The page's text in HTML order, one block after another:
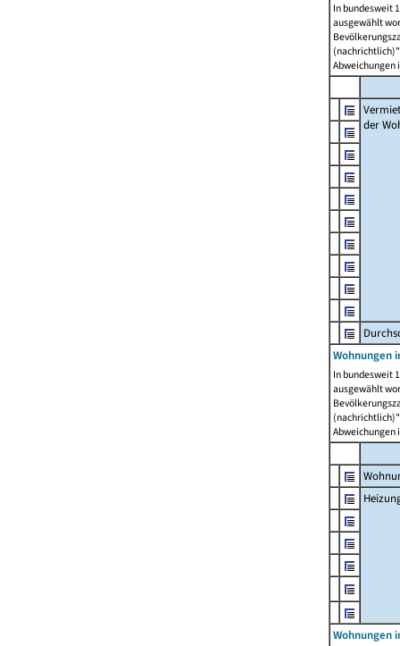
In bundesweit
ausgewählt
Abweichungen
der
Wohnungen
In bundesweit
ausgewählt
Abweichungen
Wohnungen